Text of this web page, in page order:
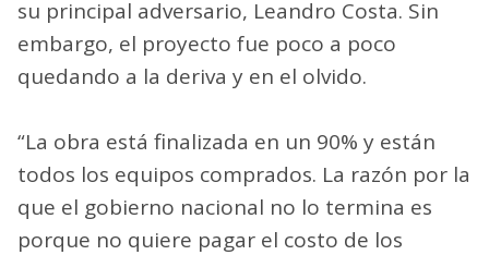
su principal adversario, Leandro Costa. Sin
embargo, el proyecto fue poco a poco
quedando a la deriva y en el olvido.
“La obra está finalizada en un 90% y están
todos los equipos comprados. La razón por la
que el gobierno nacional no lo termina es
porque no quiere pagar el costo de los